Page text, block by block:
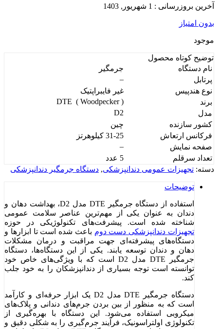
آخرین بروزرسانی : 1 شهریور, 1403
بدون امتیاز
موجود
توضیح کوتاه محصول
نام دستگاه
جرمگیر
پرتابل
–
نوع هندپیس
غیر فایبراپتیک
برند
DTE ( Woodpecker )
مدل
D2
کشور سازنده
چین
فرکانس ارتعاش
31-25 کیلوهرتز
صفحه نمایش
–
تعداد سرقلم
5 عدد
دسته: تجهیزات عمومی دندانپزشکی, دستگاه جرمگیر دندانپزشکی
توضیحات
استفاده از دستگاه جرمگیر DTE مدل D2، بهداشت دهان و
دندان به عنوان یکی از مهم‌ترین عناصر سلامت عمومی
شناخته شده است. پیشرفت‌های تکنولوژیکی در حوزه
تجهیزات دندانپزشکی دست دوم باعث شده است تا ابزارها و
دستگاه‌های پیشرفته‌ای جهت مراقبت و درمان مشکلات
دهان و دندان توسعه یابند. یکی از این دستگاه‌ها، دستگاه
جرمگیر DTE مدل D2 است که با ویژگی‌های خاص خود
توانسته است توجه بسیاری از دندانپزشکان را به خود جلب
کند.
دستگاه جرمگیر DTE مدل D2 یک ابزار حرفه‌ای و کارآمد
است که به منظور از بین بردن جرم‌های دندانی و پلاک‌های
میکروبی استفاده می‌شود. این دستگاه با بهره‌گیری از
تکنولوژی اولتراسونیک، فرآیند جرم‌گیری را به شکلی دقیق و